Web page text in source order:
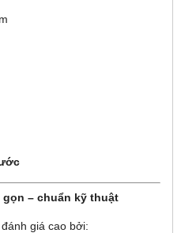
– chuẩn kỹ thuật
giá cao bởi: